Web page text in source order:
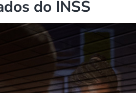
do INSS